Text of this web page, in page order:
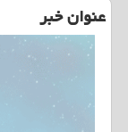
عنوان خبر